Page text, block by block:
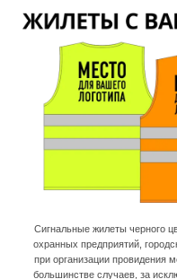
Сигнальные жилеты черного
охранных предприятий,
при организации провидения
большинстве случаев, за